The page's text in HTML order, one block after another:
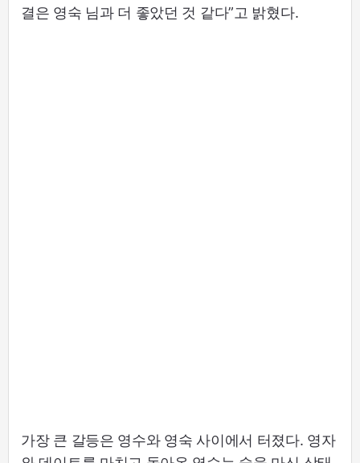
결은 영숙 님과 더 좋았던 것 같다”고 밝혔다.
가장 큰 갈등은 영수와 영숙 사이에서 터졌다. 영자